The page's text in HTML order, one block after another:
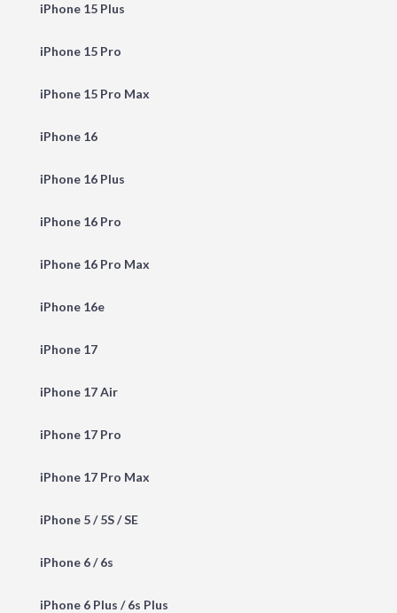
iPhone 15 Plus
iPhone 15 Pro
iPhone 15 Pro Max
iPhone 16
iPhone 16 Plus
iPhone 16 Pro
iPhone 16 Pro Max
iPhone 16e
iPhone 17
iPhone 17 Air
iPhone 17 Pro
iPhone 17 Pro Max
iPhone 5 / 5S / SE
iPhone 6 / 6s
iPhone 6 Plus / 6s Plus